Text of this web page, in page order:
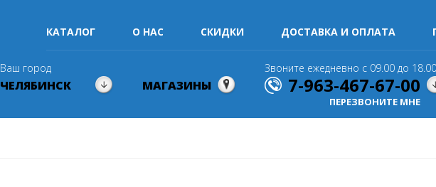
КАТАЛОГ О НАС СКИДКИ ДОСТАВКА И ОПЛАТА
Ваш город
ЧЕЛЯБИНСК МАГАЗИНЫ
Звоните ежедневно с 09.00 до 18.00
7-963-467-67-00
ПЕРЕЗВОНИТЕ МНЕ